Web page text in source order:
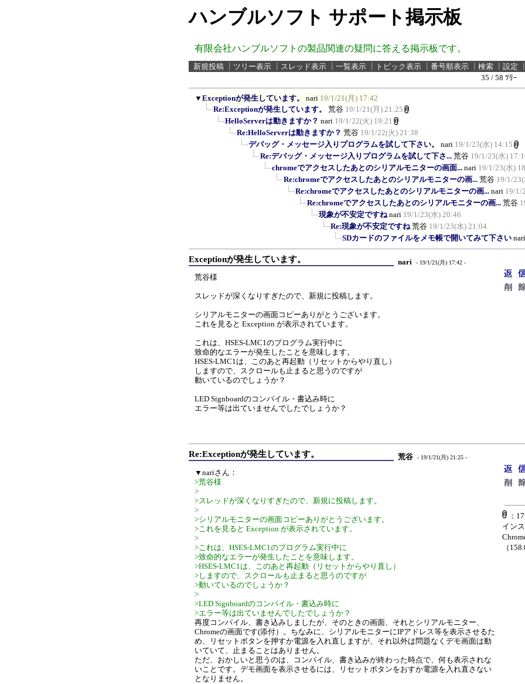
ハンブルソフト サポート掲示板
有限会社ハンブルソフトの製品関連の疑問に答える掲示板です。
新規投稿 ツリー表示 スレッド表示 一覧表示 トピック表示 番号順表示 検索 設定
35 / 58 ﾂﾘｰ
▼ Exceptionが発生しています。 nari 19/1/21(月) 17:42
Re:Exceptionが発生しています。
荒谷 19/1/21(月) 21:25
HelloServerは動きますか？ nari 19/1/22(火) 19:21
Re:HelloServerは動きますか？ 荒谷 19/1/22(火) 21:38
デバッグ・メッセージ入りプログラムを試して下さい。
nari 19/1/23(水) 14:15
Re:デバッグ・メッセージ入りプログラムを試して下さ... 荒谷 19/1/23(水)
chromeでアクセスしたあとのシリアルモニターの画面... nari 19/1/23(水)
Re:chromeでアクセスしたあとのシリアルモニターの画... 荒谷 19/1/
Re:chromeでアクセスしたあとのシリアルモニターの画... nari 19/1/
Re:chromeでアクセスしたあとのシリアルモニターの画... 荒谷
現象が不安定ですね nari 19/1/23(水) 20:46
Re:現象が不安定ですね 荒谷 19/1/23(水) 21:04
SDカードのファイルをメモ帳で開いてみて下さい nari
Exceptionが発生しています。 nari - 19/1/21(月) 17:42 -
荒谷様
スレッドが深くなりすぎたので、新規に投稿します。
シリアルモニターの画面コピーありがとうございます。
これを見ると Exception が表示されています。
これは、HSES-LMC1のプログラム実行中に
致命的なエラーが発生したことを意味します。
HSES-LMC1は、このあと再起動（リセットからやり直し）
しますので、スクロールも止まると思うのですが
動いているのでしょうか？
LED Signboardのコンパイル・書込み時に
エラー等は出ていませんでしたでしょうか？
Re:Exceptionが発生しています。 荒谷 - 19/1/21(月) 21:25 -
▼nariさん：
>荒谷様
>
>スレッドが深くなりすぎたので、新規に投稿します。
>
>シリアルモニターの画面コピーありがとうございます。
>これを見ると Exception が表示されています。
>
>これは、HSES-LMC1のプログラム実行中に
>致命的なエラーが発生したことを意味します。
>HSES-LMC1は、このあと再起動（リセットからやり直し）
>しますので、スクロールも止まると思うのですが
>動いているのでしょうか？
>
>LED Signboardのコンパイル・書込み時に
>エラー等は出ていませんでしたでしょうか？
再度コンパイル、書き込みしましたが、そのときの画面、それとシリアルモニター、
Chromeの画面です(添付）。ちなみに、シリアルモニターにIPアドレス等を表示させるた
め、リセットボタンを押すか電源を入れ直しますが、それ以外は問題なくデモ画面は動
いていて、止まることはありません。
ただ、おかしいと思うのは、コンパイル、書き込みが終わった時点で、何も表示されな
いことです。デモ画面を表示させるには、リセットボタンをおすか電源を入れ直さない
となりません。
：
イン
（